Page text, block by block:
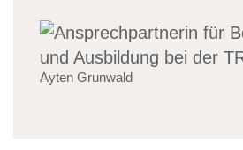
Ayten Grunwald